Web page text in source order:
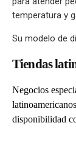
temperatura y
Su modelo de
Tiendas
Negocios
disponibilidad